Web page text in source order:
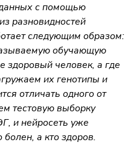
с помощью
разновидностей
следующим образом:
обучающую
здоровый человек, а где
их генотипы и
отличать одного от
тестовую выборку
и нейросеть уже
а кто здоров.